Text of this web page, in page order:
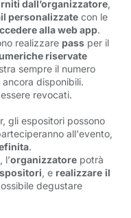
dall’organizzatore,
personalizzate con le
alla web app.
realizzare pass per il
riservate
sempre il numero
disponibili.
revocati.
gli espositori possono
all'evento,
.
l’organizzatore potrà
, e realizzare il
degustare